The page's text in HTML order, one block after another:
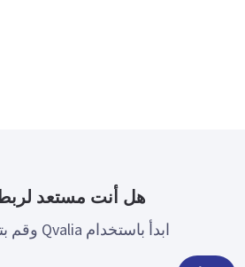
هل أنت مستعد لربط Kleer بـ Peppol؟
ابدأ باستخدام Qvalia وقم بتوصيل Kleer بـ Peppol.